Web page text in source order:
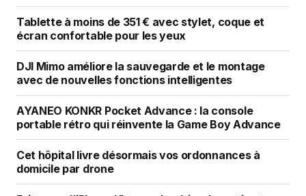
Tablette à moins de 351 € avec stylet, coque et
écran confortable pour les yeux
DJI Mimo améliore la sauvegarde et le montage
avec de nouvelles fonctions intelligentes
AYANEO KONKR Pocket Advance : la console
portable rétro qui réinvente la Game Boy Advance
Cet hôpital livre désormais vos ordonnances à
domicile par drone